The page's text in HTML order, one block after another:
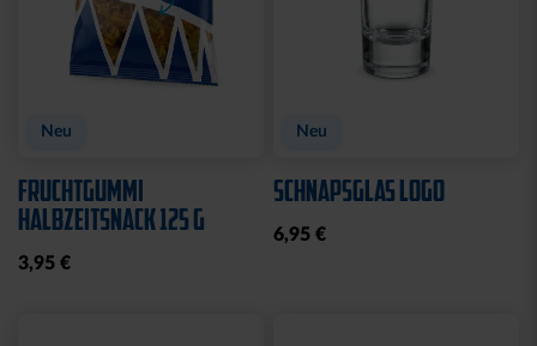
Neu
FRUCHTGUMMI
HALBZEITSNACK 125 G
3,95 €
Neu
SCHNAPSGLAS LOGO
6,95 €